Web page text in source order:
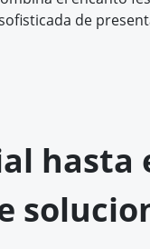
de